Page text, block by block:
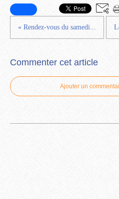
« Rendez-vous du samedi...
Commenter cet article
Ajouter un